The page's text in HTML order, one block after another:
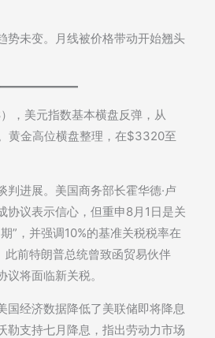
势未变。月线被价格带动开始翘头
，美元指数基本横盘反弹，从
黄金高位横盘整理，在$3320至
判进展。美国商务部长霍华德·卢
协议表示信心，但重申8月1日是关
”，并强调10%的基准关税税率在
此前特朗普总统曾致函贸易伙伴
将面临新关税。
国经济数据降低了美联储即将降息
勒支持七月降息，指出劳动力市场